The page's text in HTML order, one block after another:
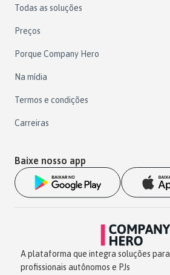
Todas as soluções
Preços
Porque Company Hero
Na mídia
Termos e condições
Carreiras
Baixe nosso app
A plataforma que integra soluções para
profissionais autônomos e PJs